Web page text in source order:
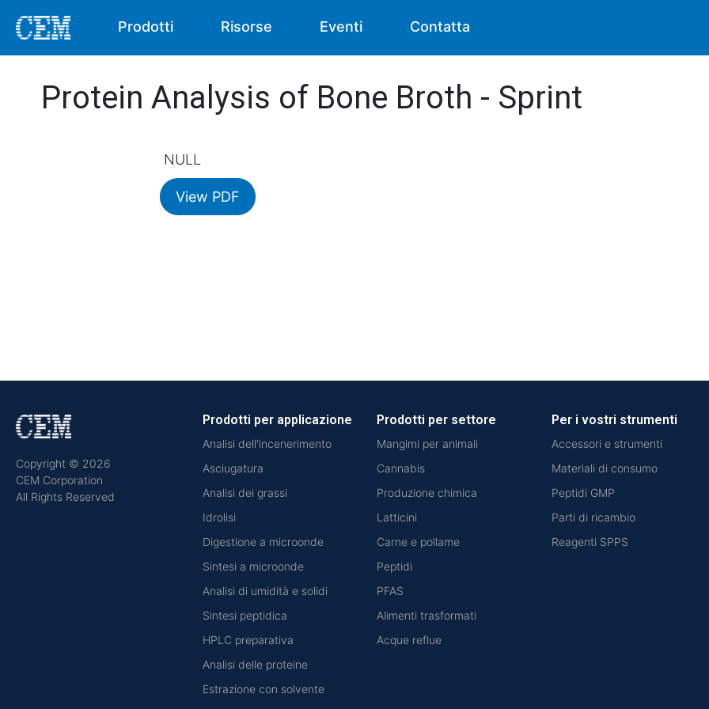
Prodotti Risorse Eventi Contatta
Protein Analysis of Bone Broth - Sprint
NULL
View PDF
Copyright © 2026
CEM Corporation
All Rights Reserved
Prodotti per applicazione
Analisi dell'incenerimento
Asciugatura
Analisi dei grassi
Idrolisi
Digestione a microonde
Sintesi a microonde
Analisi di umidità e solidi
Sintesi peptidica
HPLC preparativa
Analisi delle proteine
Estrazione con solvente
Prodotti per settore
Mangimi per animali
Cannabis
Produzione chimica
Latticini
Carne e pollame
Peptidi
PFAS
Alimenti trasformati
Acque reflue
Per i vostri strumenti
Accessori e strumenti
Materiali di consumo
Peptidi GMP
Parti di ricambio
Reagenti SPPS